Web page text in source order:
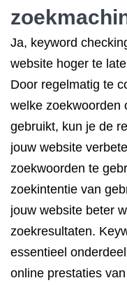
Ja, keyword
website hoger te
Door regelmatig te
welke zoekwoorden
gebruikt, kun je de
jouw website
zoekwoorden te
zoekintentie van
jouw website beter
zoekresultaten.
essentieel
online prestaties